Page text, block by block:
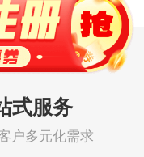
式服务
户多元化需求